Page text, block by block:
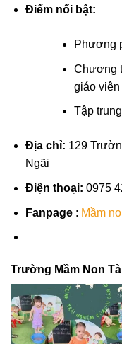
Điểm nổi bật:
Phương
Chương
giáo
Tập
Địa chỉ: 129
Ngãi
Điện thoại: 0975
Fanpage: Mầm
Trường Mầm Non